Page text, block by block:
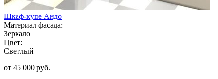
Шкаф-купе Андо
Материал фасада:
Зеркало
Цвет:
Светлый
от 45 000 руб.